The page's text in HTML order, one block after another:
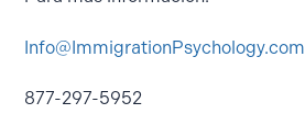
Info@ImmigrationPsychology.com
877-297-5952